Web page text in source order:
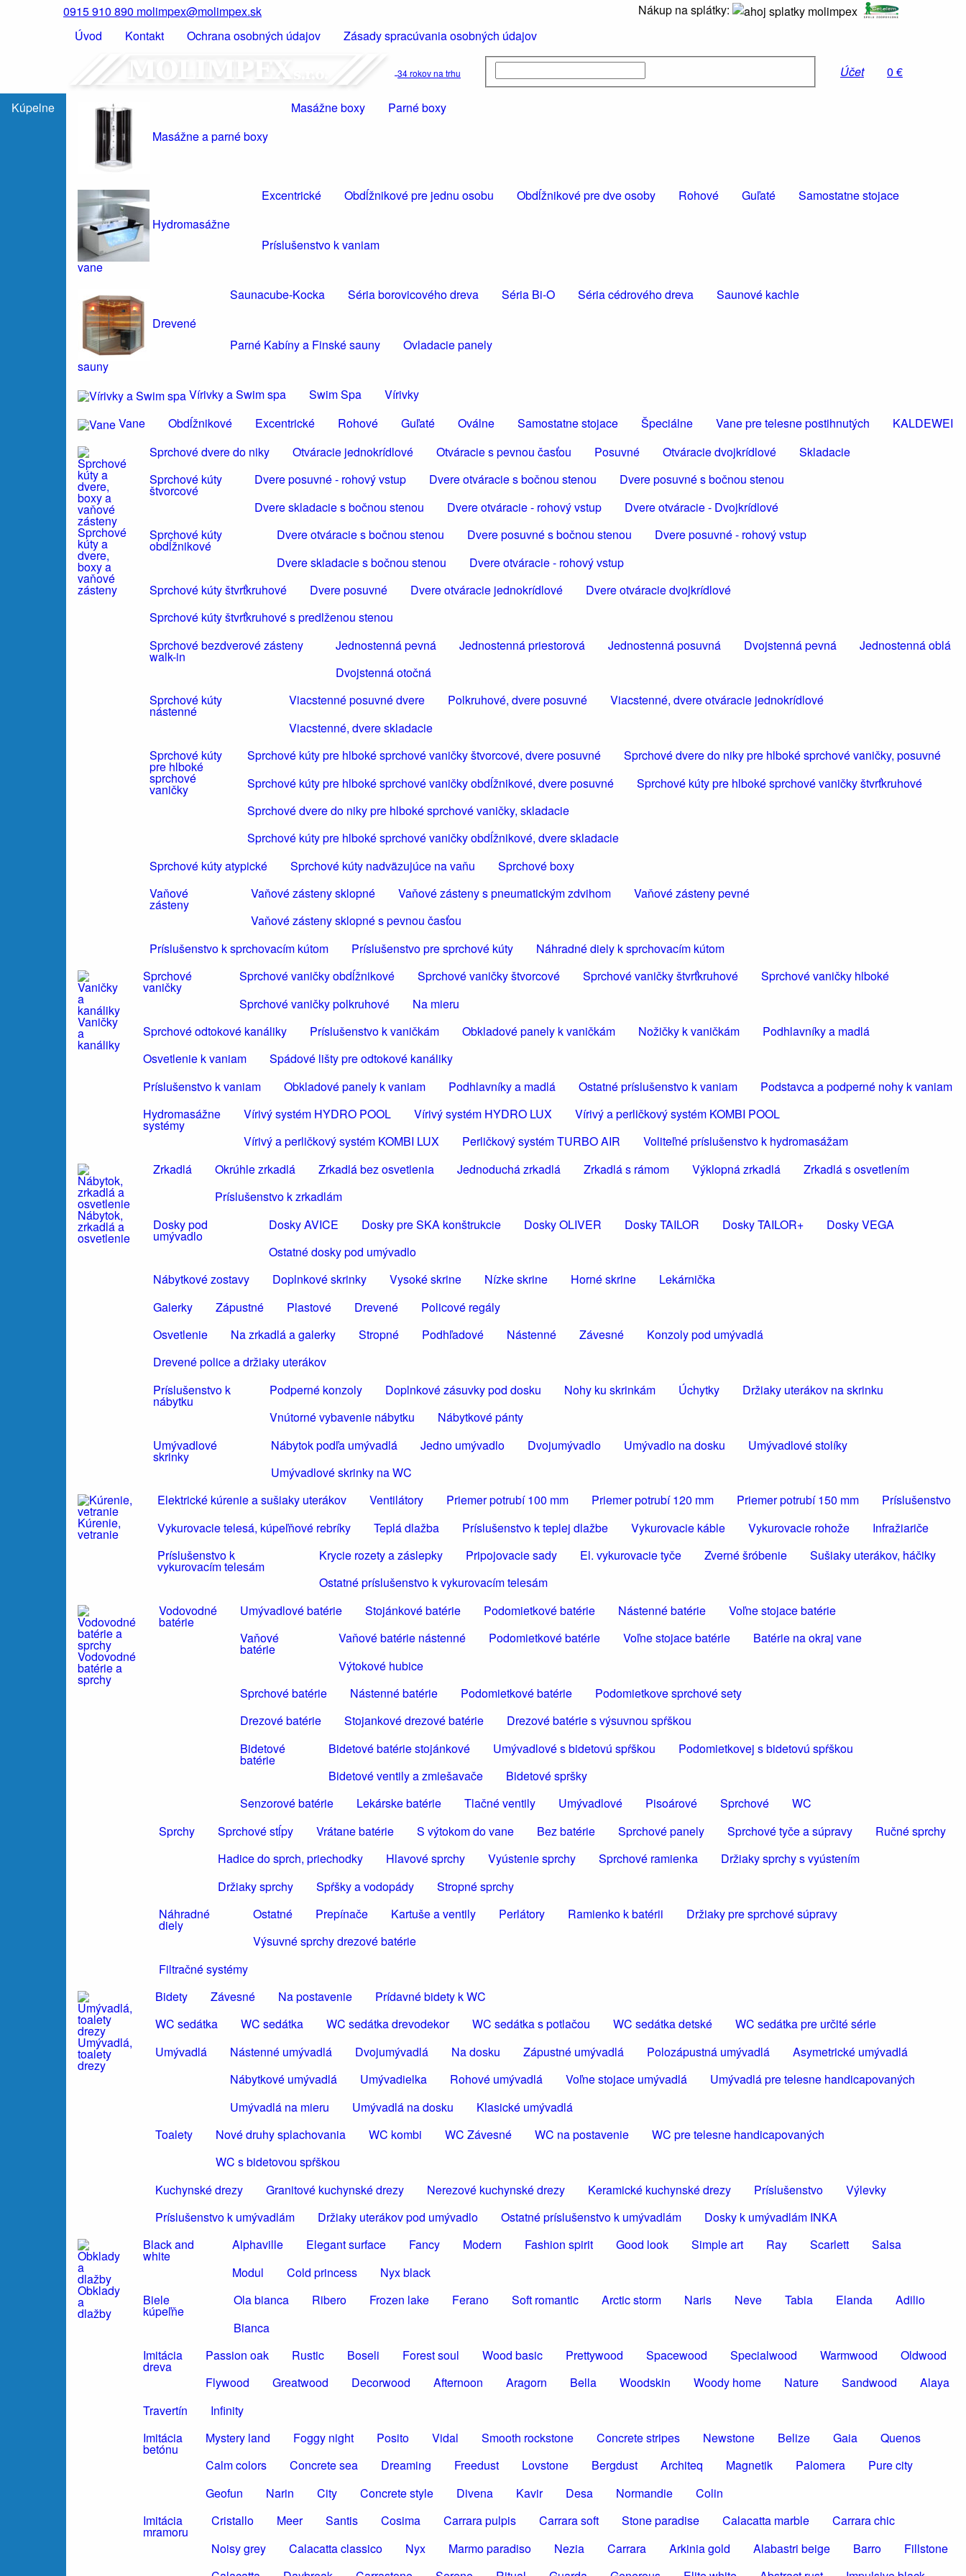
0915 910 890 molimpex@molimpex.sk
Nákup na splátky:
Úvod
Kontakt Ochrana osobných údajov Zásady spracúvania osobných údajov
34 rokov na trhu Účet 0 €
Kúpelne
Masážne a parné boxy
Masážne boxy Parné boxy
Hydromasážne
vane
Excentrické Obdĺžnikové pre jednu osobu Obdĺžnikové pre dve osoby Rohové Guľaté Samostatne stojace
Príslušenstvo k vaniam
Drevené
sauny
Saunacube-Kocka Séria borovicového dreva Séria Bi-O Séria cédrového dreva Saunové kachle
Parné Kabíny a Finské sauny Ovladacie panely
Vírivky a Swim spa Swim Spa
Vírivky
Vane
Obdĺžnikové Excentrické Rohové Guľaté Oválne Samostatne stojace Špeciálne Vane pre telesne postihnutých KALDEWEI
Sprchové
kúty a
dvere,
boxy a
vaňové
zásteny
Sprchové dvere do niky Otváracie jednokrídlové Otváracie s pevnou časťou Posuvné Otváracie dvojkrídlové
Skladacie
Sprchové kúty
štvorcové
Dvere posuvné - rohový vstup Dvere otváracie s bočnou stenou
Dvere posuvné s bočnou stenou
Dvere skladacie s bočnou stenou
Dvere otváracie - rohový vstup
Dvere otváracie - Dvojkrídlové
Sprchové kúty
obdĺžnikové
Dvere otváracie s bočnou stenou Dvere posuvné s bočnou stenou
Dvere posuvné - rohový vstup
Dvere skladacie s bočnou stenou
Dvere otváracie - rohový vstup
Sprchové kúty štvrťkruhové
Dvere posuvné Dvere otváracie jednokrídlové
Dvere otváracie dvojkrídlové
Sprchové kúty štvrťkruhové s predlženou stenou
Sprchové bezdverové zásteny
walk-in
Jednostenná pevná Jednostenná priestorová Jednostenná posuvná Dvojstenná pevná
Jednostenná oblá
Dvojstenná otočná
Sprchové kúty
nástenné
Viacstenné posuvné dvere Polkruhové, dvere posuvné
Viacstenné, dvere otváracie jednokrídlové
Viacstenné, dvere skladacie
Sprchové kúty
pre hlboké
sprchové
vaničky
Sprchové kúty pre hlboké sprchové vaničky štvorcové, dvere posuvné
Sprchové dvere do niky pre hlboké sprchové vaničky, posuvné
Sprchové kúty pre hlboké sprchové vaničky obdĺžnikové, dvere posuvné
Sprchové kúty pre hlboké sprchové vaničky štvrťkruhové
Sprchové dvere do niky pre hlboké sprchové vaničky, skladacie
Sprchové kúty pre hlboké sprchové vaničky obdĺžnikové, dvere skladacie
Sprchové kúty atypické
Sprchové kúty nadväzujúce na vaňu
Sprchové boxy
Vaňové
zásteny
Vaňové zásteny sklopné Vaňové zásteny s pneumatickým zdvihom
Vaňové zásteny pevné
Vaňové zásteny sklopné s pevnou časťou
Príslušenstvo k sprchovacím kútom
Príslušenstvo pre sprchové kúty Náhradné diely k sprchovacím kútom
Vaničky
a
kanáliky
Sprchové
vaničky
Sprchové vaničky obdĺžnikové Sprchové vaničky štvorcové Sprchové vaničky štvrťkruhové
Sprchové vaničky hlboké
Sprchové vaničky polkruhové
Na mieru
Sprchové odtokové kanáliky
Príslušenstvo k vaničkám Obkladové panely k vaničkám Nožičky k vaničkám
Podhlavníky a madlá
Osvetlenie k vaniam
Spádové lišty pre odtokové kanáliky
Príslušenstvo k vaniam
Obkladové panely k vaniam Podhlavníky a madlá Ostatné príslušenstvo k vaniam
Podstavca a podperné nohy k vaniam
Hydromasážne
systémy
Vírivý systém HYDRO POOL Vírivý systém HYDRO LUX
Vírivý a perličkový systém KOMBI POOL
Vírivý a perličkový systém KOMBI LUX
Perličkový systém TURBO AIR Voliteľné príslušenstvo k hydromasážam
Nábytok,
zrkadlá a
osvetlenie
Zrkadlá Okrúhle zrkadlá Zrkadlá bez osvetlenia Jednoduchá zrkadlá Zrkadlá s rámom Výklopná zrkadlá
Zrkadlá s osvetlením
Príslušenstvo k zrkadlám
Dosky pod
umývadlo
Dosky AVICE Dosky pre SKA konštrukcie Dosky OLIVER Dosky TAILOR Dosky TAILOR+
Dosky VEGA
Ostatné dosky pod umývadlo
Nábytkové zostavy
Doplnkové skrinky Vysoké skrine Nízke skrine Horné skrine
Lekárnička
Galerky
Zápustné Plastové Drevené
Policové regály
Osvetlenie
Na zrkadlá a galerky Stropné Podhľadové Nástenné Závesné
Konzoly pod umývadlá
Drevené police a držiaky uterákov
Príslušenstvo k
nábytku
Podperné konzoly Doplnkové zásuvky pod dosku Nohy ku skrinkám Úchytky
Držiaky uterákov na skrinku
Vnútorné vybavenie nábytku
Nábytkové pánty
Umývadlové
skrinky
Nábytok podľa umývadlá Jedno umývadlo Dvojumývadlo Umývadlo na dosku
Umývadlové stolíky
Umývadlové skrinky na WC
Kúrenie,
vetranie
Elektrické kúrenie a sušiaky uterákov Ventilátory Priemer potrubí 100 mm Priemer potrubí 120 mm Priemer potrubí 150 mm
Príslušenstvo
Vykurovacie telesá, kúpeľňové rebríky
Teplá dlažba Príslušenstvo k teplej dlažbe Vykurovacie káble Vykurovacie rohože
Infražiariče
Príslušenstvo k
vykurovacím telesám
Krycie rozety a záslepky Pripojovacie sady El. vykurovacie tyče Zverné šróbenie
Sušiaky uterákov, háčiky
Ostatné príslušenstvo k vykurovacím telesám
Vodovodné
batérie a
sprchy
Vodovodné
batérie
Umývadlové batérie Stojánkové batérie Podomietkové batérie Nástenné batérie
Voľne stojace batérie
Vaňové
batérie
Vaňové batérie nástenné Podomietkové batérie Voľne stojace batérie
Batérie na okraj vane
Výtokové hubice
Sprchové batérie
Nástenné batérie Podomietkové batérie
Podomietkove sprchové sety
Drezové batérie
Stojankové drezové batérie
Drezové batérie s výsuvnou spŕškou
Bidetové
batérie
Bidetové batérie stojánkové Umývadlové s bidetovú spŕškou
Podomietkovej s bidetovú spŕškou
Bidetové ventily a zmiešavače
Bidetové spršky
Senzorové batérie
Lekárske batérie Tlačné ventily Umývadlové Pisoárové Sprchové
WC
Sprchy
Sprchové stĺpy Vrátane batérie S výtokom do vane Bez batérie Sprchové panely Sprchové tyče a súpravy
Ručné sprchy
Hadice do sprch, priechodky
Hlavové sprchy Vyústenie sprchy Sprchové ramienka
Držiaky sprchy s vyústením
Držiaky sprchy
Spŕšky a vodopády
Stropné sprchy
Náhradné
diely
Ostatné Prepínače Kartuše a ventily Perlátory Ramienko k batérii
Držiaky pre sprchové súpravy
Výsuvné sprchy drezové batérie
Filtračné systémy
Umývadlá,
toalety
drezy
Bidety Závesné Na postavenie
Prídavné bidety k WC
WC sedátka
WC sedátka WC sedátka drevodekor WC sedátka s potlačou WC sedátka detské
WC sedátka pre určité série
Umývadlá
Nástenné umývadlá Dvojumývadlá Na dosku Zápustné umývadlá Polozápustná umývadlá
Asymetrické umývadlá
Nábytkové umývadlá
Umývadielka Rohové umývadlá Voľne stojace umývadlá
Umývadlá pre telesne handicapovaných
Umývadlá na mieru
Umývadlá na dosku
Klasické umývadlá
Toalety
Nové druhy splachovania WC kombi WC Závesné WC na postavenie
WC pre telesne handicapovaných
WC s bidetovou spŕškou
Kuchynské drezy
Granitové kuchynské drezy Nerezové kuchynské drezy Keramické kuchynské drezy Príslušenstvo
Výlevky
Príslušenstvo k umývadlám
Držiaky uterákov pod umývadlo Ostatné príslušenstvo k umývadlám Dosky k umývadlám INKA
Obklady
a
dlažby
Black and
white
Alphaville Elegant surface Fancy Modern Fashion spirit Good look Simple art Ray Scarlett
Salsa
Modul
Cold princess
Nyx black
Biele
kúpeľňe
Ola bianca Ribero Frozen lake Ferano Soft romantic Arctic storm Naris Neve Tabia Elanda
Adilio
Bianca
Imitácia
dreva
Passion oak Rustic Boseli Forest soul Wood basic Prettywood Spacewood Specialwood Warmwood
Oldwood
Flywood
Greatwood Decorwood Afternoon Aragorn Bella Woodskin Woody home Nature Sandwood
Alaya
Travertín
Infinity
Imitácia
betónu
Mystery land Foggy night Posito Vidal Smooth rockstone Concrete stripes Newstone Belize Gaia
Quenos
Calm colors
Concrete sea Dreaming Freedust Lovstone Bergdust Architeq Magnetik Palomera
Pure city
Geofun
Narin City Concrete style Divena Kavir Desa Normandie
Colin
Imitácia
mramoru
Cristallo Meer Santis Cosima Carrara pulpis Carrara soft Stone paradise Calacatta marble
Carrara chic
Noisy grey
Calacatta classico Nyx Marmo paradiso Nezia Carrara Arkinia gold Alabastri beige Barro
Fillstone